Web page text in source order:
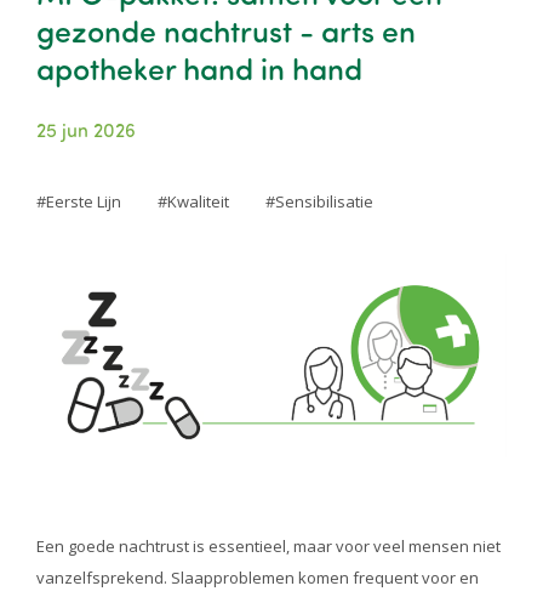
gezonde nachtrust - arts en
apotheker hand in hand
25 jun 2026
Eerste Lijn Kwaliteit Sensibilisatie
Een goede nachtrust is essentieel, maar voor veel mensen niet
vanzelfsprekend. Slaapproblemen komen frequent voor en